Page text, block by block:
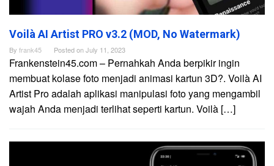
Voilà AI Artist PRO v3.2 (MOD, No Watermark)
By frank45 Posted onJuly 11, 2023
Frankenstein45.com – Pernahkah Anda berpikir ingin
membuat kolase foto menjadi animasi kartun 3D?. Voilà AI
Artist Pro adalah aplikasi manipulasi foto yang mengambil
wajah Anda menjadi terlihat seperti kartun. Voilà […]